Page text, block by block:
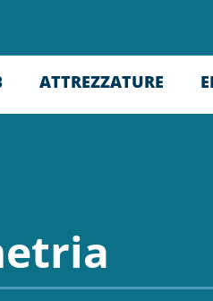
ATTREZZATURE